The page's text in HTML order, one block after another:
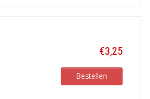
€3,25
Bestellen